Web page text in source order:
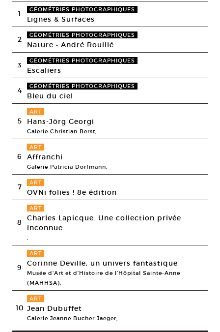
1 GÉOMÉTRIES PHOTOGRAPHIQUES
Lignes & Surfaces
2 GÉOMÉTRIES PHOTOGRAPHIQUES
Nature • André Rouillé
3 GÉOMÉTRIES PHOTOGRAPHIQUES
Escaliers
4 GÉOMÉTRIES PHOTOGRAPHIQUES
Bleu du ciel
5
ART
Hans-Jörg Georgi
Galerie Christian Berst,
6
ART
Affranchi
Galerie Patricia Dorfmann,
7 ART
OVNi folies ! 8e édition
8
ART
Charles Lapicque. Une collection privée
inconnue
,
9
ART
Corinne Deville, un univers fantastique
Musée d’Art et d’Histoire de l’Hôpital Sainte-Anne
(MAHHSA),
10
ART
Jean Dubuffet
Galerie Jeanne Bucher Jaeger,